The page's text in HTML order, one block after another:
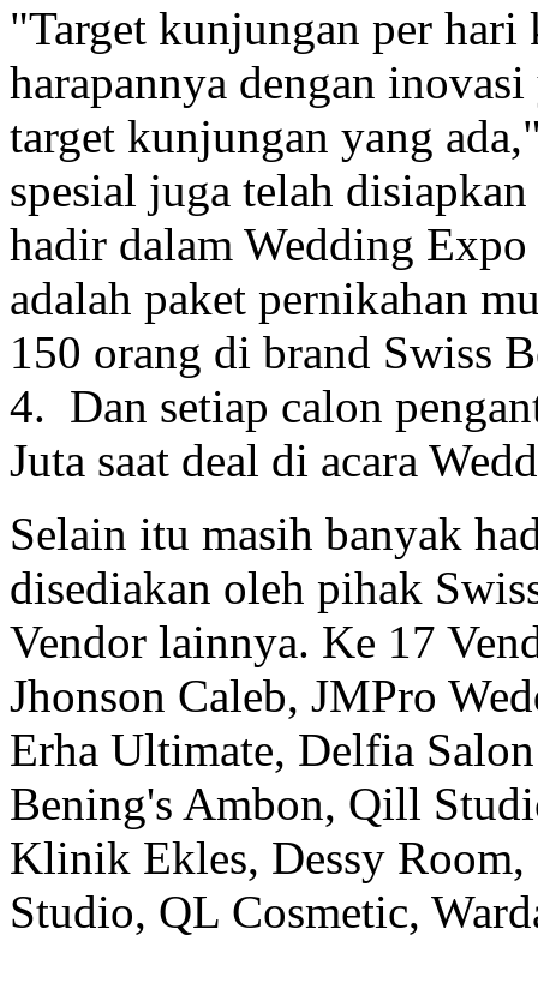
"Target kunjungan per
harapannya dengan
target kunjungan yang
spesial juga telah
hadir dalam Wedding
adalah paket pernikahan
150 orang di brand Swiss
4. Dan setiap calon
Juta saat deal di acara
Selain itu masih banyak
disediakan oleh pihak
Vendor lainnya. Ke 17
Jhonson Caleb, JMPro
Erha Ultimate, Delfia
Bening's Ambon, Qill
Klinik Ekles, Dessy Room,
Studio, QL Cosmetic,